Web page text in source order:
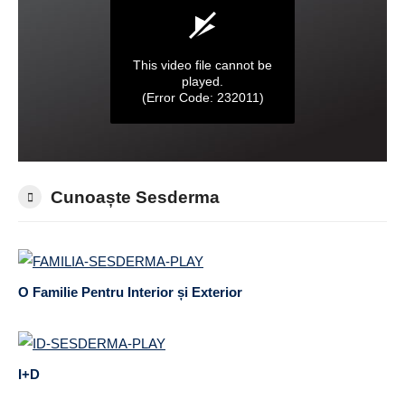
Cunoaște Sesderma
O Familie Pentru Interior și Exterior
I+D